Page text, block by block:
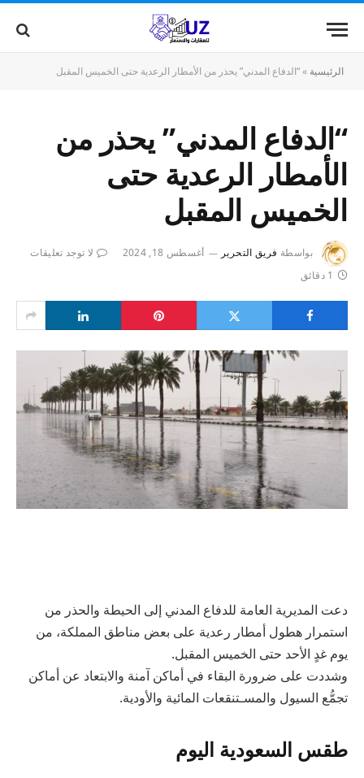
الرئيسية »“الدفاع المدني” يحذر من الأمطار الرعدية حتى الخميس المقبل
“الدفاع المدني” يحذر من
الأمطار الرعدية حتى
الخميس المقبل
بواسطة فريق التحرير أغسطس 18, 2024
لا توجد تعليقات
1 دقائق
دعت المديرية العامة للدفاع المدني إلى الحيطة والحذر من
استمرار هطول أمطار رعدية على بعض مناطق المملكة، من
يوم غدٍ الأحد حتى الخميس المقبل.
وشددت على ضرورة البقاء في أماكن آمنة والابتعاد عن أماكن
تجمُّع السيول والمسـتنقعات المائية والأودية.
طقس السعودية اليوم